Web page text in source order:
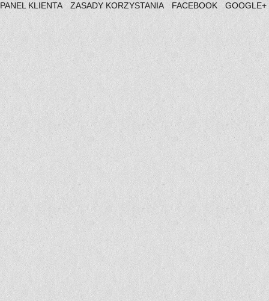
PANEL KLIENTA ZASADY KORZYSTANIA FACEBOOK GOOGLE+